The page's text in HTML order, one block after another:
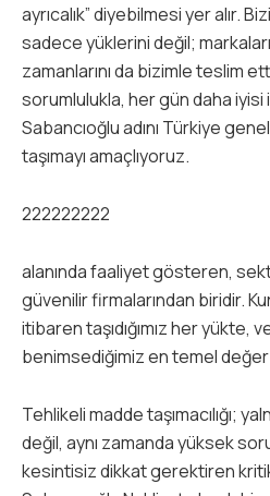
ayrıcalık” diyebilmesi yer alır.
sadece yüklerini değil;
zamanlarını da bizimle teslim
sorumlulukla, her gün daha iyisi
Sabancıoğlu adını Türkiye
taşımayı amaçlıyoruz.
222222222
alanında faaliyet gösteren,
güvenilir firmalarından biridir.
itibaren taşıdığımız her yükte,
benimsediğimiz en temel değer
Tehlikeli madde taşımacılığı;
değil, aynı zamanda yüksek
kesintisiz dikkat gerektiren